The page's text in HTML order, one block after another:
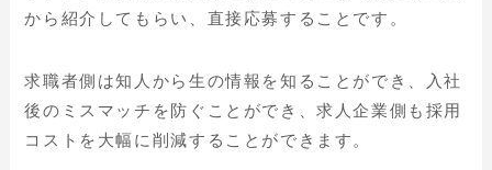
から紹介してもらい、直接応募することです。
求職者側は知人から生の情報を知ることができ、入社
後のミスマッチを防ぐことができ、求人企業側も採用
コストを大幅に削減することができます。